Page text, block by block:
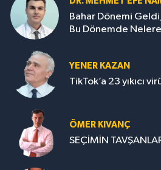
Bahar Dönemi
Bu Dönemde
YENER KAZAN
TikTok’a 23 yıkıcı
ÖMER KIVANÇ
SEÇİMİN